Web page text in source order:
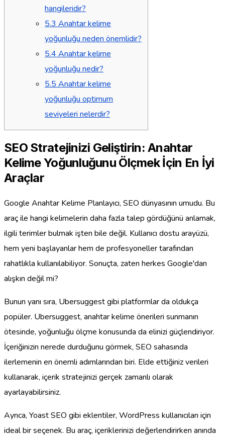
hangileridir?
5.3 Anahtar kelime
yoğunluğu neden önemlidir?
5.4 Anahtar kelime
yoğunluğu nedir?
5.5 Anahtar kelime
yoğunluğu optimum
seviyeleri nelerdir?
SEO Stratejinizi Geliştirin: Anahtar
Kelime Yoğunluğunu Ölçmek İçin En İyi
Araçlar
Google Anahtar Kelime Planlayıcı, SEO dünyasının umudu. Bu
araç ile hangi kelimelerin daha fazla talep gördüğünü anlamak,
ilgili terimler bulmak işten bile değil. Kullanıcı dostu arayüzü,
hem yeni başlayanlar hem de profesyoneller tarafından
rahatlıkla kullanılabiliyor. Sonuçta, zaten herkes Google'dan
alışkın değil mi?
Bunun yanı sıra, Ubersuggest gibi platformlar da oldukça
popüler. Ubersuggest, anahtar kelime önerileri sunmanın
ötesinde, yoğunluğu ölçme konusunda da elinizi güçlendiriyor.
İçeriğinizin nerede durduğunu görmek, SEO sahasında
ilerlemenin en önemli adımlarından biri. Elde ettiğiniz verileri
kullanarak, içerik stratejinizi gerçek zamanlı olarak
ayarlayabilirsiniz.
Ayrıca, Yoast SEO gibi eklentiler, WordPress kullanıcıları için
ideal bir seçenek. Bu araç, içeriklerinizi değerlendirirken anında